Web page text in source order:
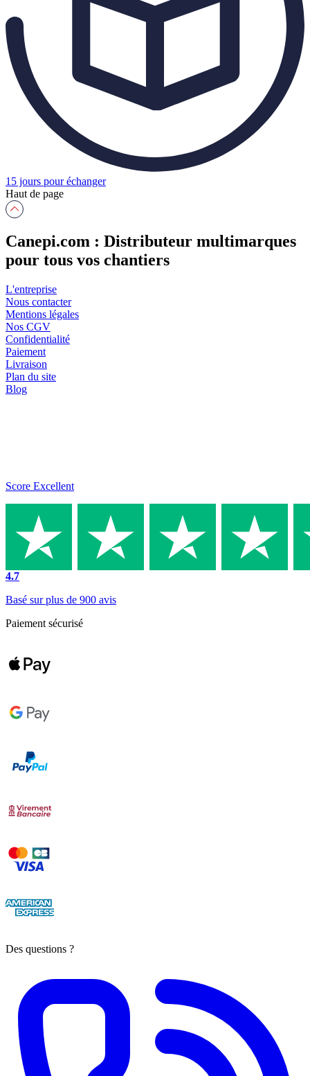
15 jours pour échanger
Haut de page
Canepi.com : Distributeur multimarques
pour tous vos chantiers
L'entreprise
Nous contacter
Mentions légales
Nos CGV
Confidentialité
Paiement
Livraison
Plan du site
Blog
Score Excellent
4.7
Basé sur plus de 900 avis
Paiement sécurisé
Des questions ?